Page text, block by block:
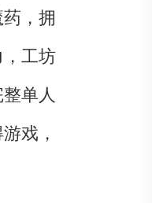
，拥
工坊
单人
戏，